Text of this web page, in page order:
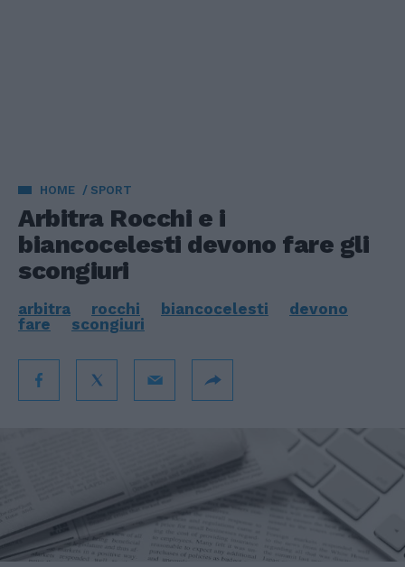
HOME SPORT
Arbitra Rocchi e i
biancocelesti devono fare gli
scongiuri
arbitra rocchi biancocelesti
devono
fare
scongiuri